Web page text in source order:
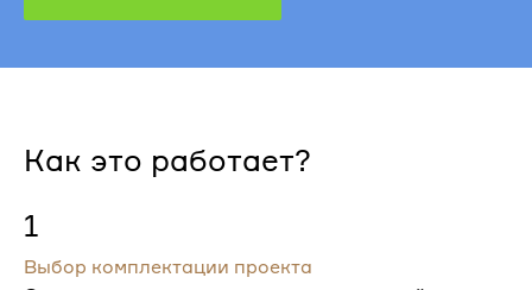
Как это работает?
1
Выбор комплектации проекта